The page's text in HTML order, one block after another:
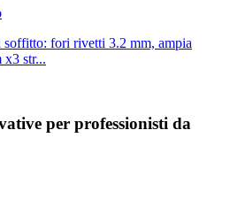
fori rivetti 3.2 mm, ampia
x3 str...
per professionisti da